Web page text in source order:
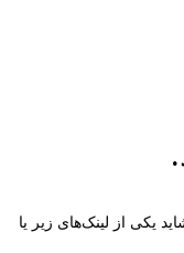
یکی از لینک‌های زیر یا